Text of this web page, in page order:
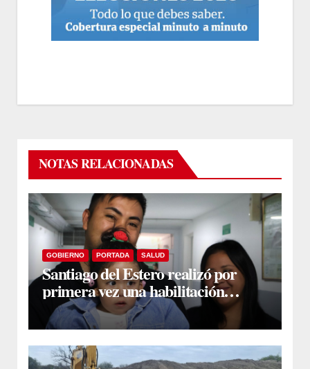
NOTAS RELACIONADAS
GOBIERNO PORTADA SALUD
Santiago del Estero realizó por
primera vez una habilitación
auditiva con vincha de conducción
ósea